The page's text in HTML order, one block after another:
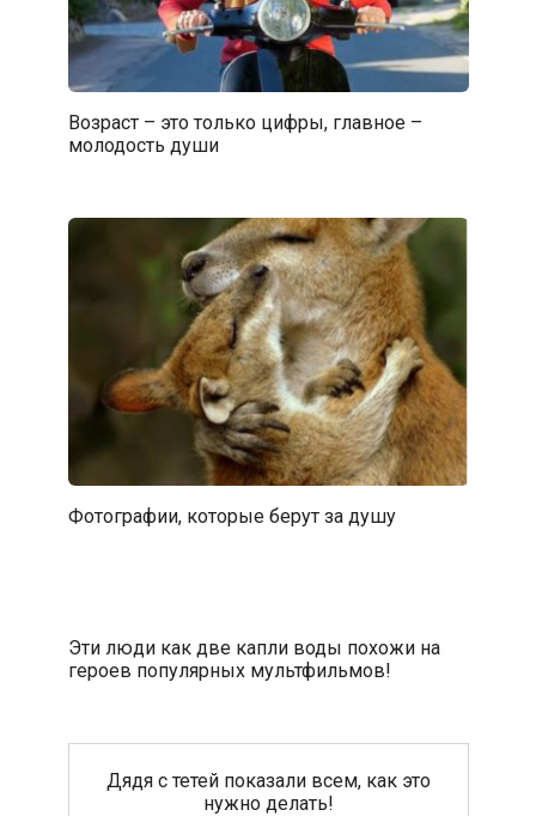
Возраст – это только цифры, главное –
молодость души
Фотографии, которые берут за душу
Эти люди как две капли воды похожи на
героев популярных мультфильмов!
Дядя с тетей показали всем, как это
нужно делать!